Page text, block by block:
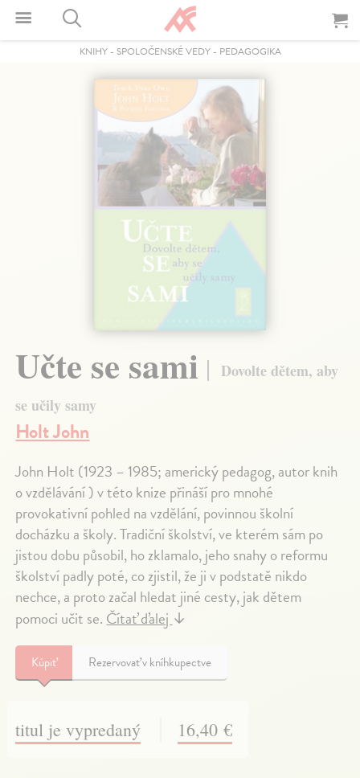
KNIHY- SPOLOČENSKÉ VEDY- PEDAGOGIKA
Učte se sami
Dovolte dětem, aby
se učily samy
Holt John
John Holt (1923 – 1985; americký pedagog, autor knih
o vzdělávání ) v této knize přináší pro mnohé
provokativní pohled na vzdělání, povinnou školní
docházku a školy. Tradiční školství, ve kterém sám po
jistou dobu působil, ho zklamalo, jeho snahy o reformu
školství padly poté, co zjistil, že ji v podstatě nikdo
nechce, a proto začal hledat jiné cesty, jak dětem
pomoci učit se.Čítať ďalej↓
Kúpiť Rezervovať v kníhkupectve
titul je vypredaný 16,40 €